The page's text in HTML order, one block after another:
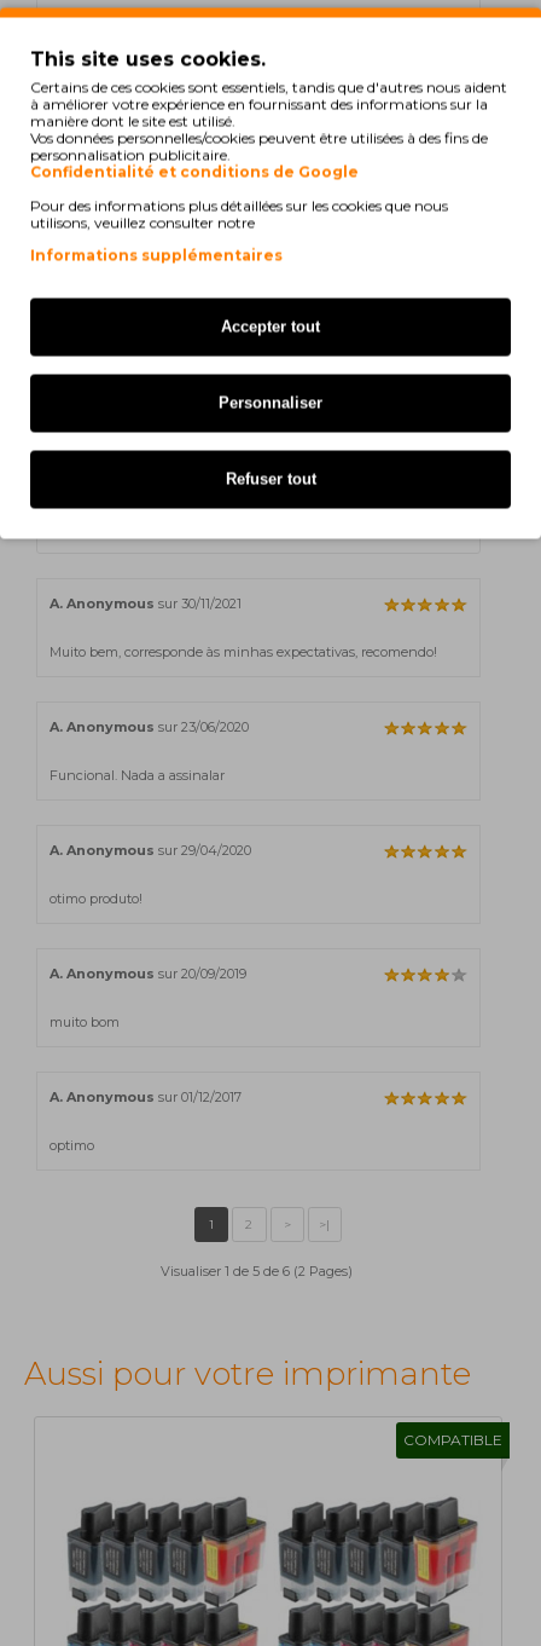
Brother MFC-610 CN
Brother MFC-610 Series
Brother MFC-615 CL
Brother MFC-620
Brother MFC-620 CLN
Brother MFC-620 CN
Brother MFC-640 CW
Brother MFC-820 CW
Brother MFC-830 CLN
A. Anonymous sur 30/11/2021
Muito bem, corresponde às minhas expectativas, recomendo!
A. Anonymous sur 23/06/2020
Funcional. Nada a assinalar
A. Anonymous sur 29/04/2020
otimo produto!
A. Anonymous sur 20/09/2019
muito bom
A. Anonymous sur 01/12/2017
optimo
Visualiser 1 de 5 de 6 (2 Pages)
Aussi pour votre imprimante
COMPATIBLE
This site uses cookies.
Certains de ces cookies sont essentiels, tandis que d'autres nous aident
à améliorer votre expérience en fournissant des informations sur la
manière dont le site est utilisé.
Vos données personnelles/cookies peuvent être utilisées à des fins de
personnalisation publicitaire.
Confidentialité et conditions de Google
Pour des informations plus détaillées sur les cookies que nous
utilisons, veuillez consulter notre
Informations supplémentaires
Accepter tout
Personnaliser
Refuser tout